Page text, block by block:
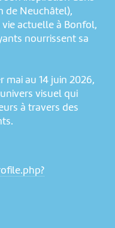
de Neuchâtel),
actuelle à Bonfol,
nourrissent sa
mai au 14 juin 2026,
visuel qui
à travers des